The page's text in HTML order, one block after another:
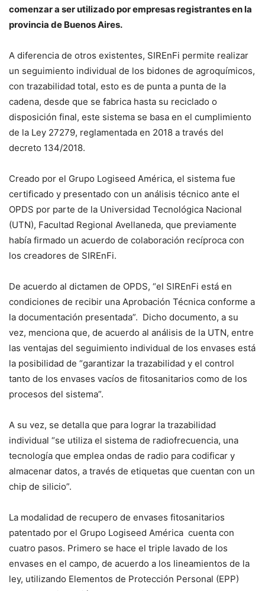
comenzar a ser utilizado por empresas registrantes en la
provincia de Buenos Aires.
A diferencia de otros existentes, SIREnFi permite realizar
un seguimiento individual de los bidones de agroquímicos,
con trazabilidad total, esto es de punta a punta de la
cadena, desde que se fabrica hasta su reciclado o
disposición final, este sistema se basa en el cumplimiento
de la Ley 27279, reglamentada en 2018 a través del
decreto 134/2018.
Creado por el Grupo Logiseed América, el sistema fue
certificado y presentado con un análisis técnico ante el
OPDS por parte de la Universidad Tecnológica Nacional
(UTN), Facultad Regional Avellaneda, que previamente
había firmado un acuerdo de colaboración recíproca con
los creadores de SIREnFi.
De acuerdo al dictamen de OPDS, “el SIREnFi está en
condiciones de recibir una Aprobación Técnica conforme a
la documentación presentada”. Dicho documento, a su
vez, menciona que, de acuerdo al análisis de la UTN, entre
las ventajas del seguimiento individual de los envases está
la posibilidad de “garantizar la trazabilidad y el control
tanto de los envases vacíos de fitosanitarios como de los
procesos del sistema”.
A su vez, se detalla que para lograr la trazabilidad
individual “se utiliza el sistema de radiofrecuencia, una
tecnología que emplea ondas de radio para codificar y
almacenar datos, a través de etiquetas que cuentan con un
chip de silicio”.
La modalidad de recupero de envases fitosanitarios
patentado por el Grupo Logiseed América cuenta con
cuatro pasos. Primero se hace el triple lavado de los
envases en el campo, de acuerdo a los lineamientos de la
ley, utilizando Elementos de Protección Personal (EPP)